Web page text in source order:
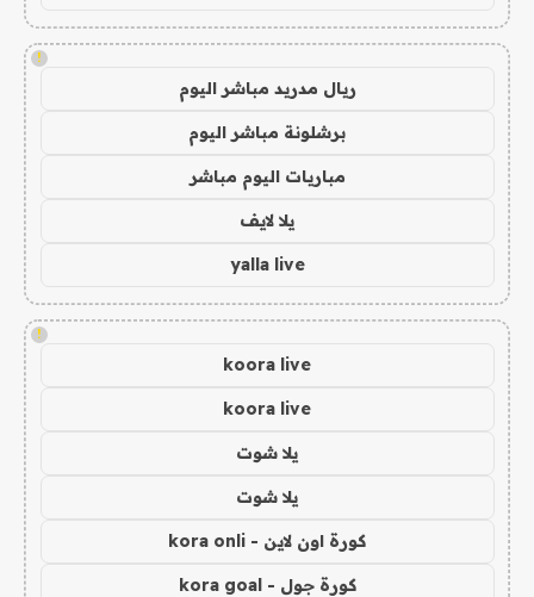
!
ريال مدريد مباشر اليوم
برشلونة مباشر اليوم
مباريات اليوم مباشر
يلا لايف
yalla live
!
koora live
koora live
يلا شوت
يلا شوت
كورة اون لاين - kora onli
كورة جول - kora goal